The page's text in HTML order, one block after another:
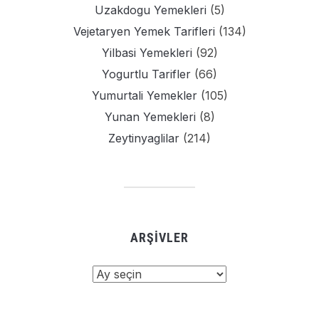
Uzakdogu Yemekleri (5)
Vejetaryen Yemek Tarifleri (134)
Yilbasi Yemekleri (92)
Yogurtlu Tarifler (66)
Yumurtali Yemekler(105)
Yunan Yemekleri (8)
Zeytinyaglilar (214)
ARŞIVLER